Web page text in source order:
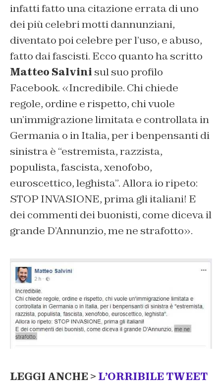
infatti fatto una citazione errata di uno
dei più celebri motti dannunziani,
diventato poi celebre per l’uso, e abuso,
fatto dai fascisti. Ecco quanto ha scritto
Matteo Salvini sul suo profilo
Facebook. «Incredibile. Chi chiede
regole, ordine e rispetto, chi vuole
un’immigrazione limitata e controllata in
Germania o in Italia, per i benpensanti di
sinistra è “estremista, razzista,
populista, fascista, xenofobo,
euroscettico, leghista”. Allora io ripeto:
STOP INVASIONE, prima gli italiani! E
dei commenti dei buonisti, come diceva il
grande D’Annunzio, me ne strafotto».
LEGGI ANCHE > L’ORRIBILE TWEET